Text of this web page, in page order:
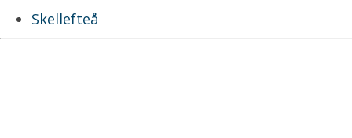
Skellefteå